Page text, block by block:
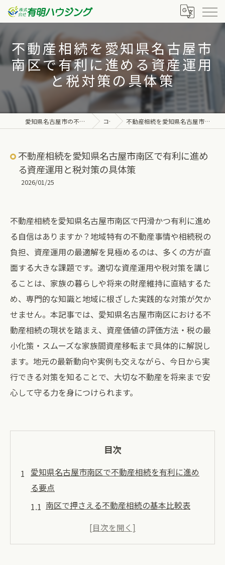
不動産相続を愛知県名古屋市
南区で有利に進める資産運用
と税対策の具体策
愛知県名古屋市の不動産なら株式会社有明ハウジング コラム 不動産相続を愛知県名古屋市南区で有利に進める資産運用と税対策の具体策
不動産相続を愛知県名古屋市南区で有利に進め
る資産運用と税対策の具体策
2026/01/25
不動産相続を愛知県名古屋市南区で円滑かつ有利に進め
る自信はありますか？地域特有の不動産事情や相続税の
負担、資産運用の最適解を見極めるのは、多くの方が直
面する大きな課題です。適切な資産運用や税対策を講じ
ることは、家族の暮らしや将来の財産維持に直結するた
め、専門的な知識と地域に根ざした実践的な対策が欠か
せません。本記事では、愛知県名古屋市南区における不
動産相続の現状を踏まえ、資産価値の評価方法・税の最
小化策・スムーズな家族間資産移転まで具体的に解説し
ます。地元の最新動向や実例も交えながら、今日から実
行できる対策を知ることで、大切な不動産を将来まで安
心して守る力を身につけられます。
目次
愛知県名古屋市南区で不動産相続を有利に進め
る要点
南区で押さえる不動産相続の基本比較表
不動産相続を有利に進めるための現状分析